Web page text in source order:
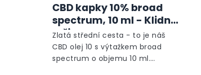
CBD kapky 10% broad
spectrum, 10 ml - Klidný
režim
Zlatá střední cesta - to je náš
CBD olej 10 s výtažkem broad
spectrum o objemu 10 ml.